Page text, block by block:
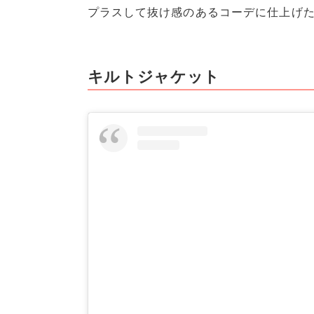
プラスして抜け感のあるコーデに仕上げ
キルトジャケット